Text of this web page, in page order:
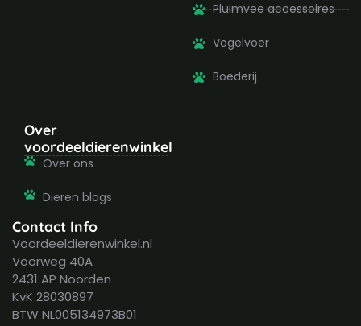
Pluimvee accessoires
Vogelvoer
Boederij
Over
voordeeldierenwinkel
Over ons
Dieren blogs
Contact Info
Voordeeldierenwinkel.nl
Voorweg 40A
2431 AP Noorden
KvK 28030897
BTW NL005134973B01